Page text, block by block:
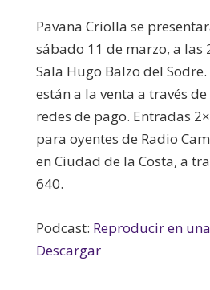
Pavana Criolla se
sábado 11 de marzo, a las
Sala Hugo Balzo del
están a la venta a través
redes de pago. Entradas
para oyentes de Radio
en Ciudad de la Costa, a
640.
Podcast: Reproducir en
Descargar